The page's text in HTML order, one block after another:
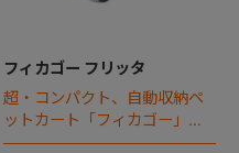
フィカゴー フリッタ
超・コンパクト、自動収納ペ
ットカート「フィカゴー」に
キャビン着脱タイプが新登